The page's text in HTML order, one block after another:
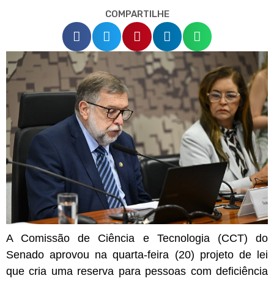
COMPARTILHE
A Comissão de Ciência e Tecnologia (CCT) do
Senado aprovou na quarta-feira (20) projeto de lei
que cria uma reserva para pessoas com deficiência